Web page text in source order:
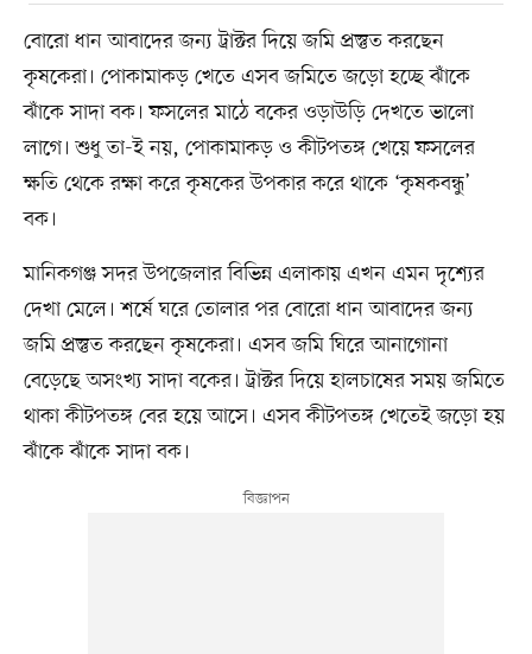
বোরো ধান আবাদের জন্য ট্রাক্টর দিয়ে জমি প্রস্তুত করছেন
কৃষকেরা। পোকামাকড় খেতে এসব জমিতে জড়ো হচ্ছে ঝাঁকে
ঝাঁকে সাদা বক। ফসলের মাঠে বকের ওড়াউড়ি দেখতে ভালো
লাগে। শুধু তা-ই নয়, পোকামাকড় ও কীটপতঙ্গ খেয়ে ফসলের
ক্ষতি থেকে রক্ষা করে কৃষকের উপকার করে থাকে ‘কৃষকবন্ধু’
বক।
মানিকগঞ্জ সদর উপজেলার বিভিন্ন এলাকায় এখন এমন দৃশ্যের
দেখা মেলে। শর্ষে ঘরে তোলার পর বোরো ধান আবাদের জন্য
জমি প্রস্তুত করছেন কৃষকেরা। এসব জমি ঘিরে আনাগোনা
বেড়েছে অসংখ্য সাদা বকের। ট্রাক্টর দিয়ে হালচাষের সময় জমিতে
থাকা কীটপতঙ্গ বের হয়ে আসে। এসব কীটপতঙ্গ খেতেই জড়ো হয়
ঝাঁকে ঝাঁকে সাদা বক।